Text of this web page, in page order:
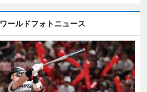
ワールドフォトニュース